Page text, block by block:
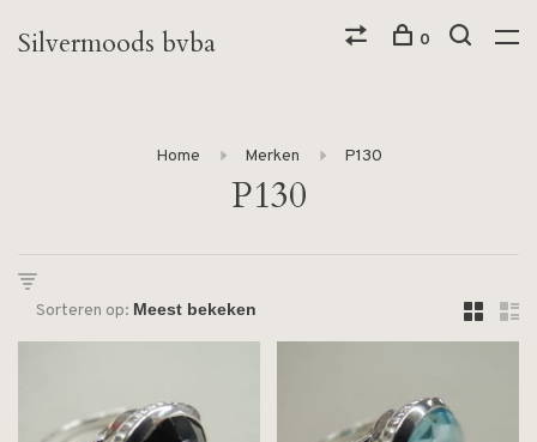
Silvermoods bvba 0
Home Merken P130
P130
Sorteren op: